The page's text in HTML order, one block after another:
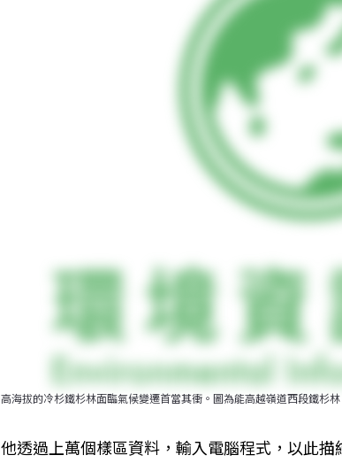
高海拔的冷杉鐵杉林面臨氣候變遷首當其衝。圖為能高越嶺道西段鐵杉
他透過上萬個樣區資料，輸入電腦程式，以此